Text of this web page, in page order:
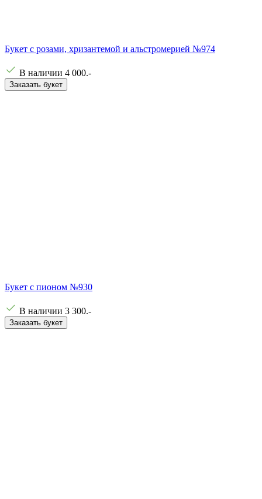
Букет с розами, хризантемой и альстромерией №974
В наличии 4 000.-
Заказать букет
Букет с пионом №930
В наличии 3 300.-
Заказать букет